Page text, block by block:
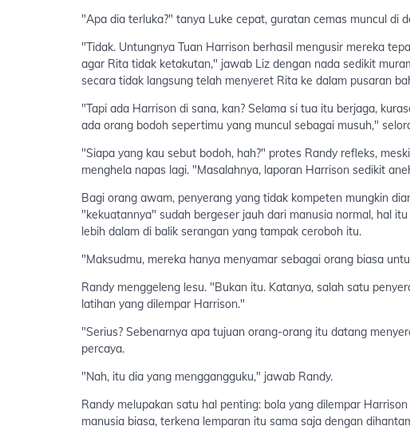
"Apa dia terluka?" tanya Luke cepat, guratan cemas muncul di
"Tidak. Untungnya Tuan Harrison berhasil mengusir mereka
agar Rita tidak ketakutan," jawab Liz dengan nada sedikit
secara tidak langsung telah menyeret Rita ke dalam pusaran
"Tapi ada Harrison di sana, kan? Selama si tua itu berjaga,
ada orang bodoh sepertimu yang muncul sebagai musuh,"
"Siapa yang kau sebut bodoh, hah?" protes Randy refleks,
menghela napas lagi. "Masalahnya, laporan Harrison sedikit
Bagi orang awam, penyerang yang tidak kompeten mungkin
"kekuatannya" sudah bergeser jauh dari manusia normal, hal
lebih dalam di balik serangan yang tampak ceroboh itu.
"Maksudmu, mereka hanya menyamar sebagai orang biasa
Randy menggeleng lesu. "Bukan itu. Katanya, salah satu
latihan yang dilempar Harrison."
"Serius? Sebenarnya apa tujuan orang-orang itu datang
percaya.
"Nah, itu dia yang menggangguku," jawab Randy.
Randy melupakan satu hal penting: bola yang dilempar
manusia biasa, terkena lemparan itu sama saja dengan